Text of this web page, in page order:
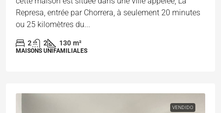
Represa, entrée par Chorrera, à seulement 20 minutes
ou 25 kilomètres du...
2 2 130 m²
MAISONS UNIFAMILIALES
VENDIDO